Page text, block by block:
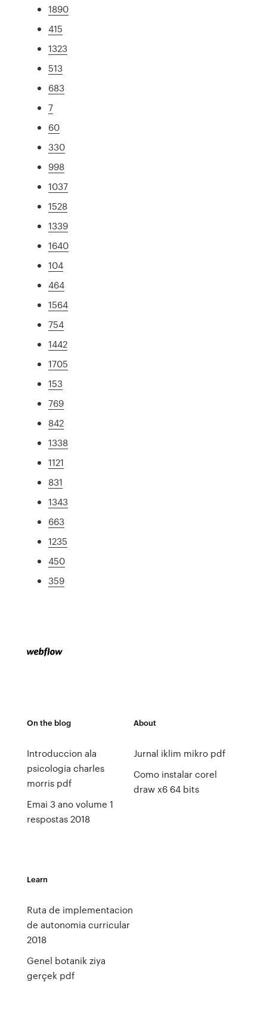
1890
415
1323
513
683
7
60
330
998
1037
1528
1339
1640
104
464
1564
754
1442
1705
153
769
842
1338
1121
831
1343
663
1235
450
359
On the blog
Introduccion ala
psicologia charles
morris pdf
Emai 3 ano volume 1
respostas 2018
About
Jurnal iklim mikro pdf
Como instalar corel
draw x6 64 bits
Learn
Ruta de implementacion
de autonomia curricular
2018
Genel botanik ziya
gerçek pdf